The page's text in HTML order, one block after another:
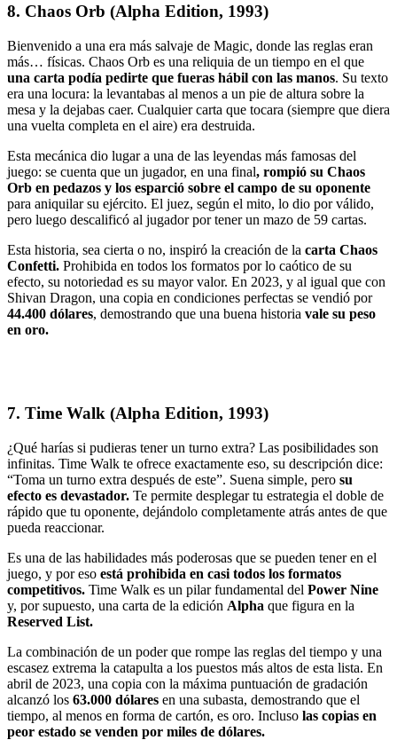
8. Chaos Orb (Alpha Edition, 1993)
Bienvenido a una era más salvaje de Magic, donde las reglas eran
más… físicas. Chaos Orb es una reliquia de un tiempo en el que
una carta podía pedirte que fueras hábil con las manos. Su texto
era una locura: la levantabas al menos a un pie de altura sobre la
mesa y la dejabas caer. Cualquier carta que tocara (siempre que diera
una vuelta completa en el aire) era destruida.
Esta mecánica dio lugar a una de las leyendas más famosas del
juego: se cuenta que un jugador, en una final, rompió su Chaos
Orb en pedazos y los esparció sobre el campo de su oponente
para aniquilar su ejército. El juez, según el mito, lo dio por válido,
pero luego descalificó al jugador por tener un mazo de 59 cartas.
Esta historia, sea cierta o no, inspiró la creación de la carta Chaos
Confetti. Prohibida en todos los formatos por lo caótico de su
efecto, su notoriedad es su mayor valor. En 2023, y al igual que con
Shivan Dragon, una copia en condiciones perfectas se vendió por
44.400 dólares, demostrando que una buena historia vale su peso
en oro.
7. Time Walk (Alpha Edition, 1993)
¿Qué harías si pudieras tener un turno extra? Las posibilidades son
infinitas. Time Walk te ofrece exactamente eso, su descripción dice:
“Toma un turno extra después de este”. Suena simple, pero su
efecto es devastador. Te permite desplegar tu estrategia el doble de
rápido que tu oponente, dejándolo completamente atrás antes de que
pueda reaccionar.
Es una de las habilidades más poderosas que se pueden tener en el
juego, y por eso está prohibida en casi todos los formatos
competitivos. Time Walk es un pilar fundamental del Power Nine
y, por supuesto, una carta de la edición Alpha que figura en la
Reserved List.
La combinación de un poder que rompe las reglas del tiempo y una
escasez extrema la catapulta a los puestos más altos de esta lista. En
abril de 2023, una copia con la máxima puntuación de gradación
alcanzó los 63.000 dólares en una subasta, demostrando que el
tiempo, al menos en forma de cartón, es oro. Incluso las copias en
peor estado se venden por miles de dólares.